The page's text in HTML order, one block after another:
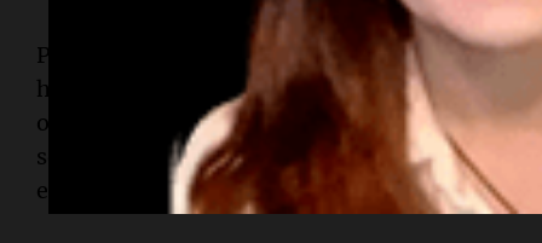
Por su parte, el portavoz de la policía, Ayanlade
hombres armados fueron detenidos en relación
ocurrió en la zona de Oriire , a unos 220
sospechosos fueron identificados por la
especificó si se están buscando más